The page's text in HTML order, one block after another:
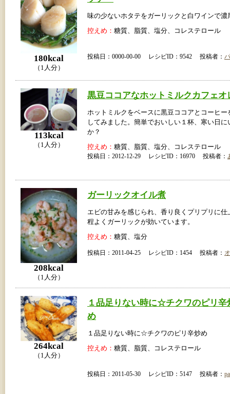
180kcal
（1人分）
味の少ないホタテをガーリックと白ワインで濃
控えめ： 糖質、脂質、塩分、コレステロール
投稿日：0000-00-00 レシピID：9542 投稿者：
113kcal
（1人分）
黒豆ココアなホットミルクカフェオ
ホットミルクをベースに黒豆ココアとコーヒー
してみました。簡単でおいしい１杯、寒い日に
か？
控えめ： 糖質、脂質、塩分、コレステロール
投稿日：2012-12-29 レシピID：16970 投稿者：
208kcal
（1人分）
ガーリックオイル煮
エビの甘みを感じられ、香り良くプリプリに仕
程よくガーリックが効いています。
控えめ： 糖質、塩分
投稿日：2011-04-25 レシピID：1454 投稿者：
264kcal
（1人分）
１品足りない時に☆チクワのピリ辛
め
１品足りない時に☆チクワのピリ辛炒め
控えめ： 糖質、脂質、コレステロール
投稿日：2011-05-30 レシピID：5147 投稿者：